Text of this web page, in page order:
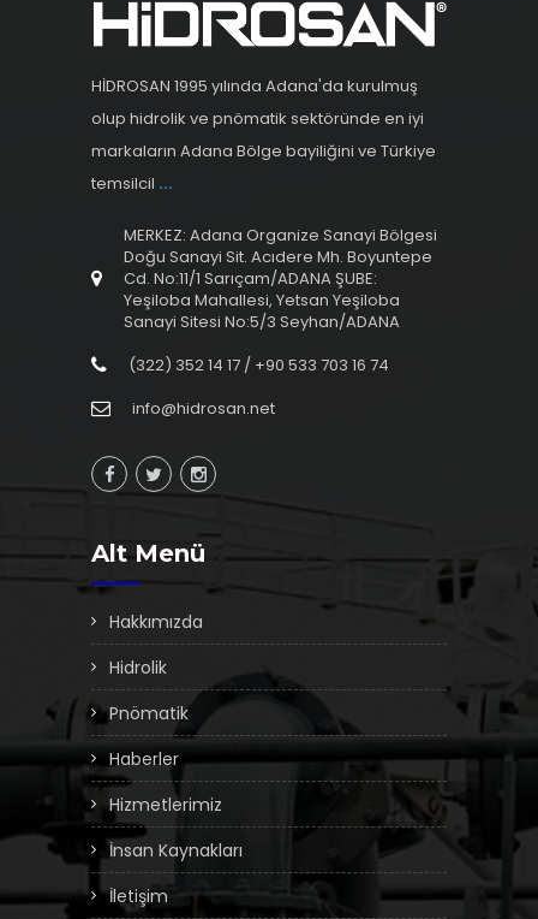
HİDROSAN 1995 yılında Adana'da kurulmuş
olup hidrolik ve pnömatik sektöründe en iyi
markaların Adana Bölge bayiliğini ve Türkiye
temsilcil ...
MERKEZ: Adana Organize Sanayi Bölgesi
Doğu Sanayi Sit. Acıdere Mh. Boyuntepe
Cd. No:11/1 Sarıçam/ADANA ŞUBE:
Yeşiloba Mahallesi, Yetsan Yeşiloba
Sanayi Sitesi No:5/3 Seyhan/ADANA
(322) 352 14 17 / +90 533 703 16 74
info@hidrosan.net
Alt Menü
Hakkımızda
Hidrolik
Pnömatik
Haberler
Hizmetlerimiz
İnsan Kaynakları
İletişim